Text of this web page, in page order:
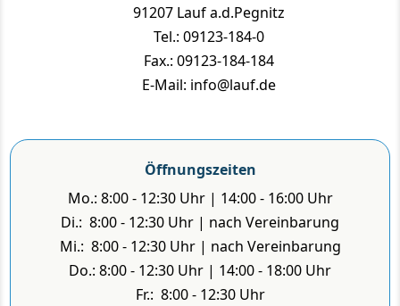
91207 Lauf a.d.Pegnitz
Tel.: 09123-184-0
Fax.: 09123-184-184
E-Mail: info@lauf.de
Öffnungszeiten
Mo.: 8:00 - 12:30 Uhr | 14:00 - 16:00 Uhr
Di.: 8:00 - 12:30 Uhr | nach Vereinbarung
Mi.: 8:00 - 12:30 Uhr | nach Vereinbarung
Do.: 8:00 - 12:30 Uhr | 14:00 - 18:00 Uhr
Fr.: 8:00 - 12:30 Uhr